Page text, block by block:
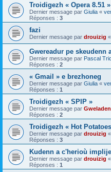
Troidigezh « Opera 8.51 »
Dernier message par Giulia «
Réponses : 3
fazi
Dernier message par drouizig «
Gwereadur pe skeudenn
Dernier message par Pascal
Réponses : 2
« Gmail » e brezhoneg
Dernier message par Giulia «
Réponses : 1
Troidigezh « SPIP »
Dernier message par
Réponses : 2
Troidigezh « Hot
Dernier message par drouizig «
Réponses : 3
Kudenn a c'herioù
Dernier message par drouizig «
Réponses : 1